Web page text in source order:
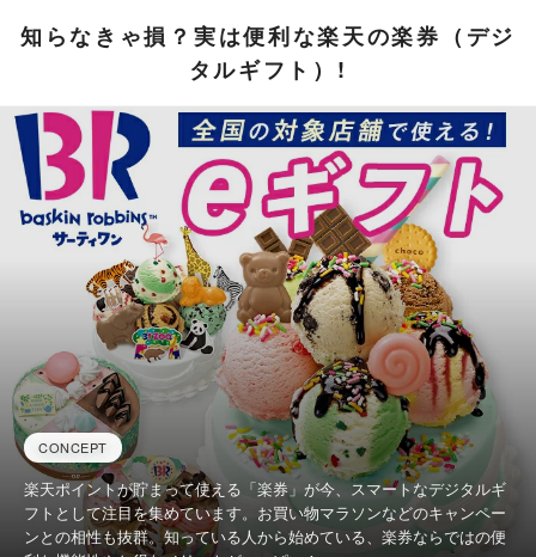
知らなきゃ損？実は便利な楽天の楽券（デジ
タルギフト）!
CONCEPT
楽天ポイントが貯まって使える「楽券」が今、スマートなデジタルギ
フトとして注目を集めています。お買い物マラソンなどのキャンペー
ンとの相性も抜群。知っている人から始めている、楽券ならではの便